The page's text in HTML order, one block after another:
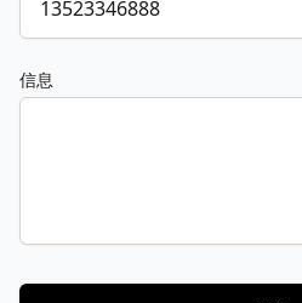
信息